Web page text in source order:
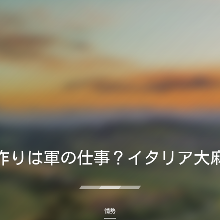
りは軍の仕事？イタリア大
情勢